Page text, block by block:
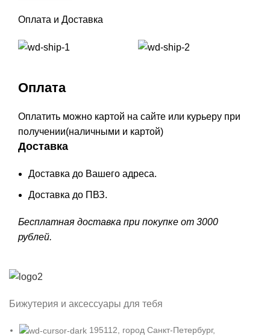
Оплата и Доставка
Оплата
Оплатить можно картой на сайте или курьеру при
получении(наличными и картой)
Доставка
Доставка до Вашего адреса.
Доставка до ПВЗ.
Бесплатная доставка при покупке от 3000
рублей.
Бижутерия и аксессуары для тебя
195112, город Санкт-Петербург,